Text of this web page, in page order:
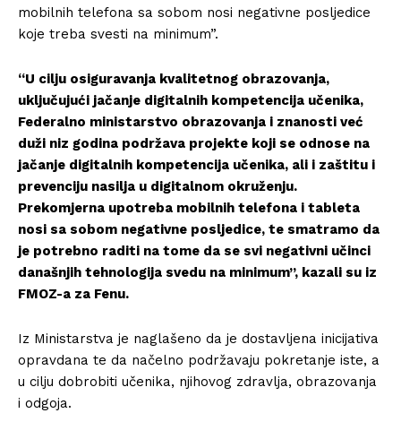
mobilnih telefona sa sobom nosi negativne posljedice
koje treba svesti na minimum”.
“U cilju osiguravanja kvalitetnog obrazovanja,
uključujući jačanje digitalnih kompetencija učenika,
Federalno ministarstvo obrazovanja i znanosti već
duži niz godina podržava projekte koji se odnose na
jačanje digitalnih kompetencija učenika, ali i zaštitu i
prevenciju nasilja u digitalnom okruženju.
Prekomjerna upotreba mobilnih telefona i tableta
nosi sa sobom negativne posljedice, te smatramo da
je potrebno raditi na tome da se svi negativni učinci
današnjih tehnologija svedu na minimum”, kazali su iz
FMOZ-a za Fenu.
Iz Ministarstva je naglašeno da je dostavljena inicijativa
opravdana te da načelno podržavaju pokretanje iste, a
u cilju dobrobiti učenika, njihovog zdravlja, obrazovanja
i odgoja.